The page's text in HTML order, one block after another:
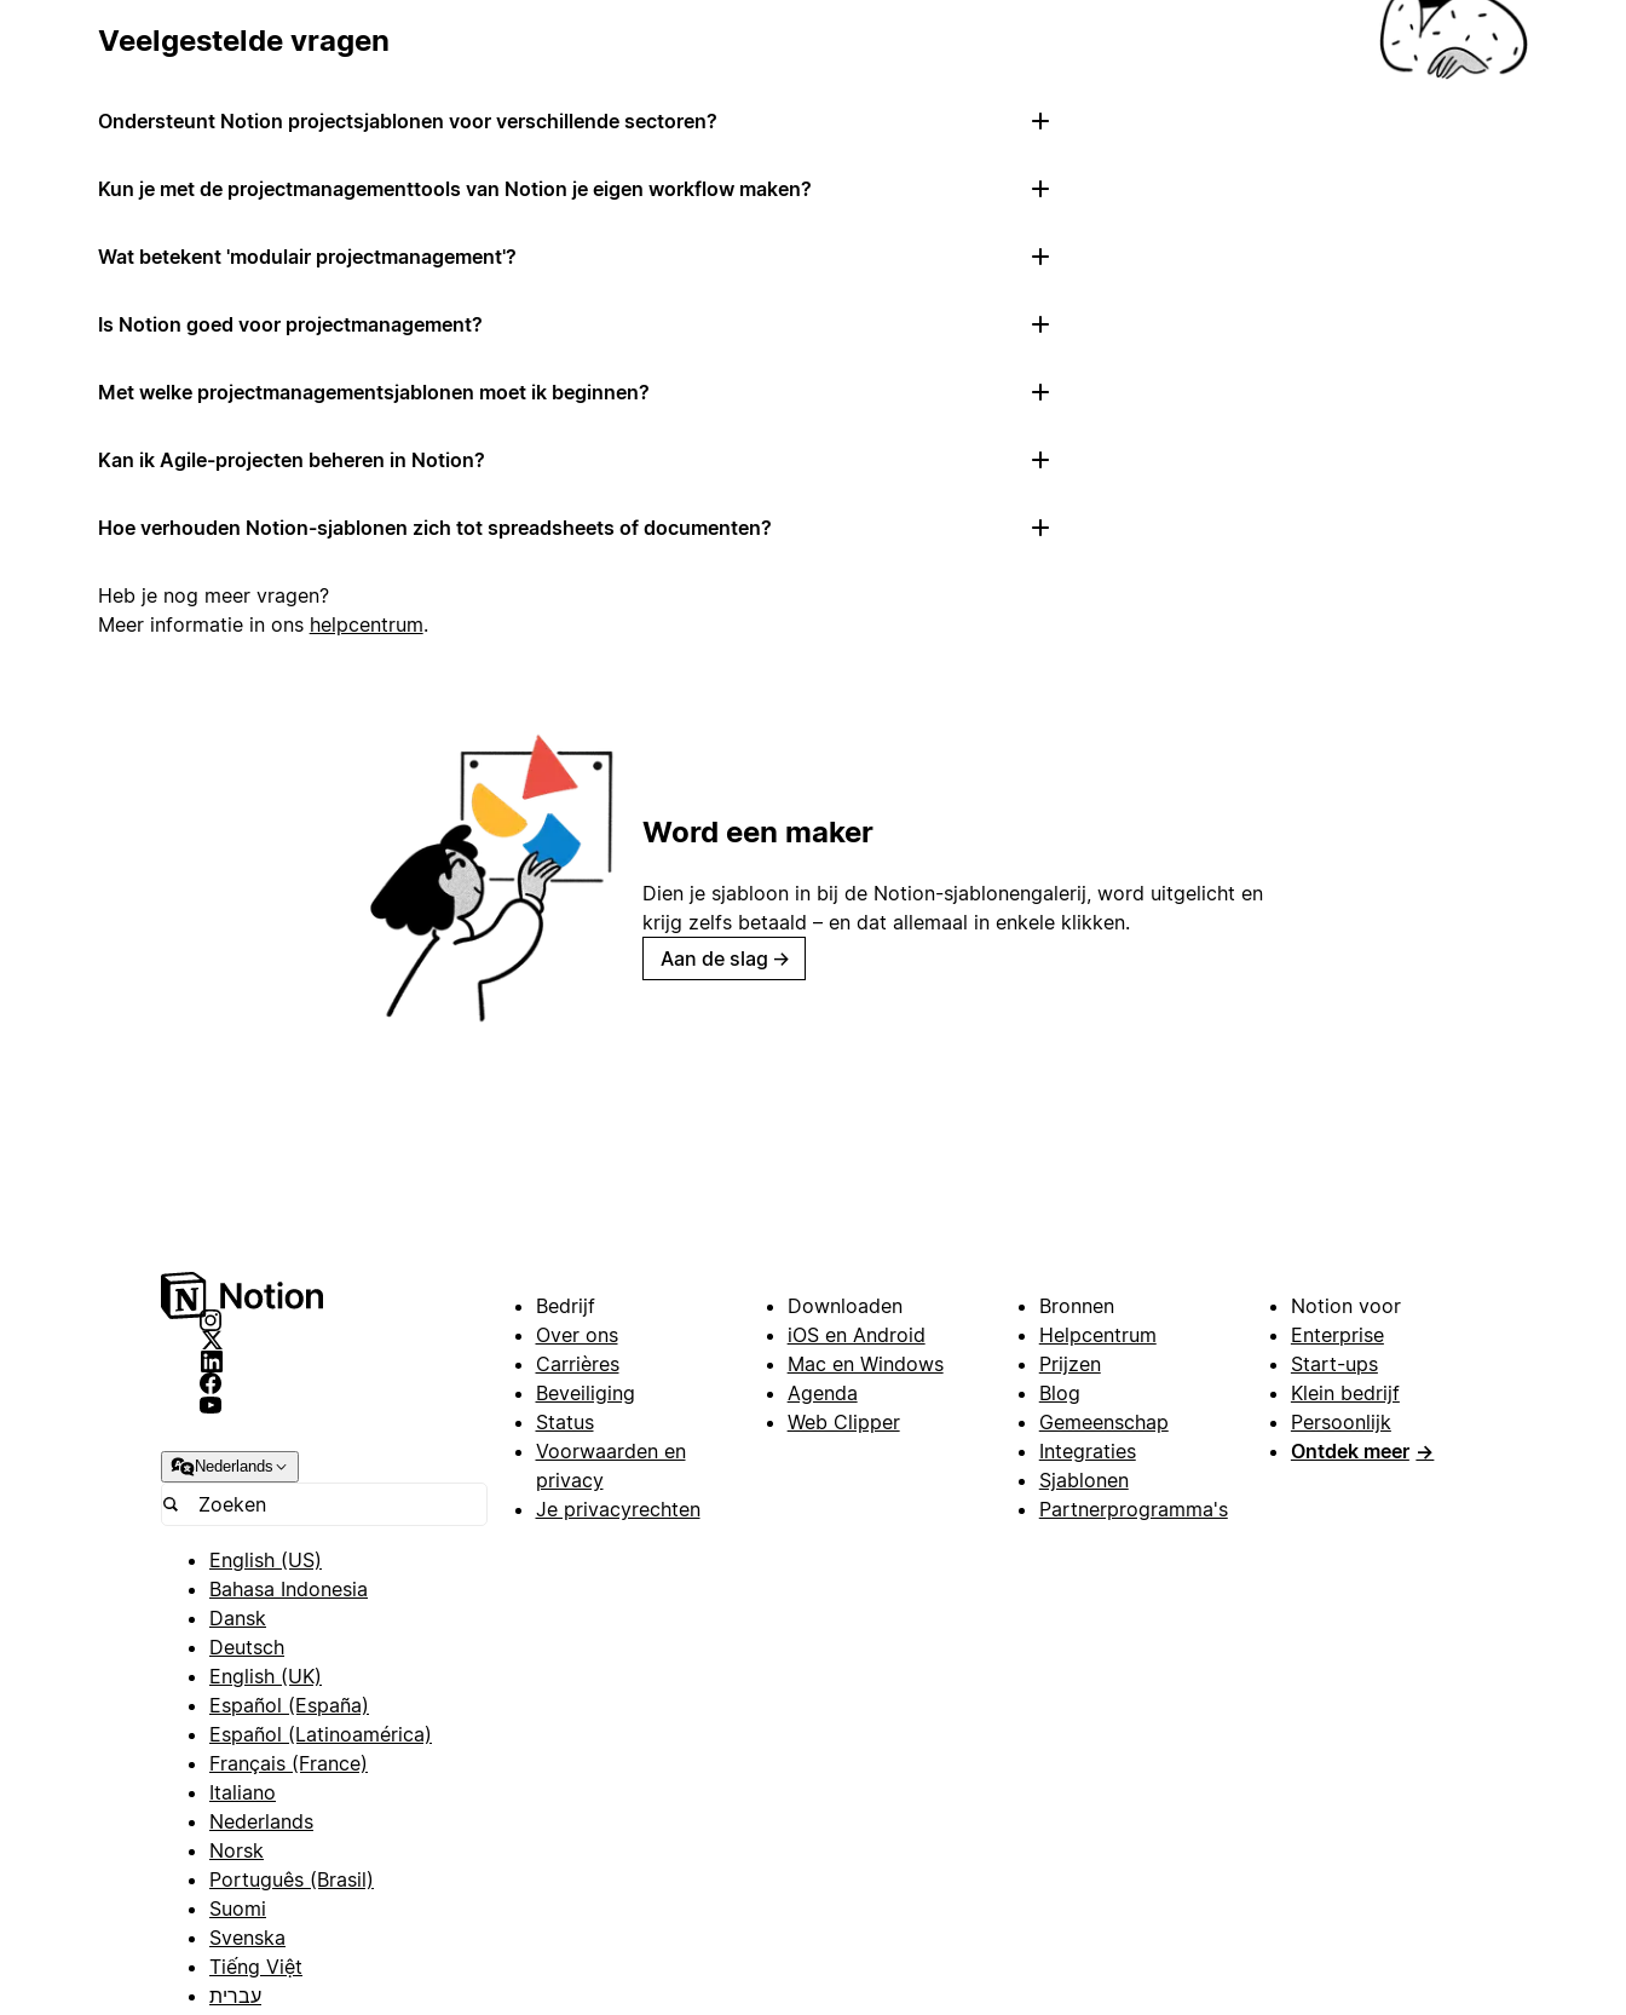
Veelgestelde vragen
Ondersteunt Notion projectsjablonen voor verschillende sectoren?
Kun je met de projectmanagementtools van Notion je eigen workflow maken?
Wat betekent 'modulair projectmanagement'?
Is Notion goed voor projectmanagement?
Met welke projectmanagementsjablonen moet ik beginnen?
Kan ik Agile-projecten beheren in Notion?
Hoe verhouden Notion-sjablonen zich tot spreadsheets of documenten?
Heb je nog meer vragen?
Meer informatie in ons helpcentrum.
Word een maker
Dien je sjabloon in bij de Notion-sjablonengalerij, word uitgelicht en
krijg zelfs betaald – en dat allemaal in enkele klikken.
Aan de slag →
Nederlands
English (US)
Bahasa Indonesia
Dansk
Deutsch
English (UK)
Español (España)
Español (Latinoamérica)
Français (France)
Italiano
Nederlands
Norsk
Português (Brasil)
Suomi
Svenska
Tiếng Việt
עברית
Bedrijf
Over ons
Carrières
Beveiliging
Status
Voorwaarden en
privacy
Je privacyrechten
Downloaden
iOS en Android
Mac en Windows
Agenda
Web Clipper
Bronnen
Helpcentrum
Prijzen
Blog
Gemeenschap
Integraties
Sjablonen
Partnerprogramma's
Notion voor
Enterprise
Start-ups
Klein bedrijf
Persoonlijk
Ontdek meer →